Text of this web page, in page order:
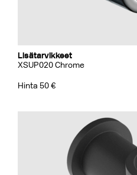
Lisätarvikkeet
XSUP020 Chrome
Hinta 50 €